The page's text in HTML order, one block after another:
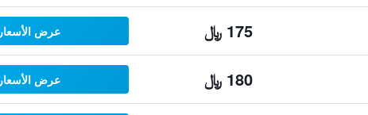
175 ﷼ عرض الأسعار
180 ﷼ عرض الأسعار